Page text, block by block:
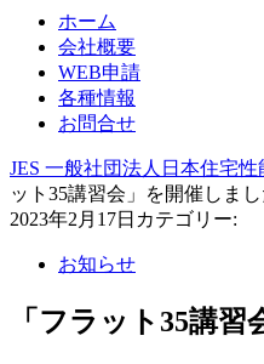
ホーム
会社概要
WEB申請
各種情報
お問合せ
JES 一般社団法人日本住宅
ット35講習会」を開催しまし
2023年2月17日 カテゴリー:
お知らせ
「フラット35講